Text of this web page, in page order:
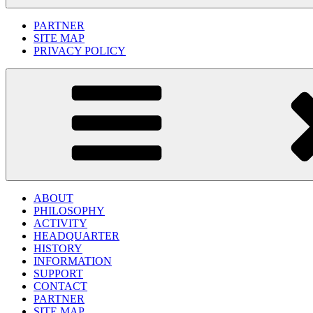
PARTNER
SITE MAP
PRIVACY POLICY
ABOUT
PHILOSOPHY
ACTIVITY
HEADQUARTER
HISTORY
INFORMATION
SUPPORT
CONTACT
PARTNER